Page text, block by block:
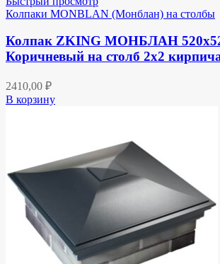
Колпаки MONBLAN (Монблан) на столбы
Колпак ZKING МОНБЛАН
Коричневый на столб 2х2
2410,00 ₽
В корзину